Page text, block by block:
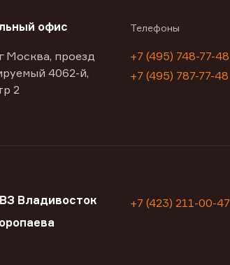
офис
Москва, проезд
4062-й,
2
Телефоны
+7 (495) 748-77-48
+7 (495) 787-77-48
Владивосток
+7 (423) 211-00-47